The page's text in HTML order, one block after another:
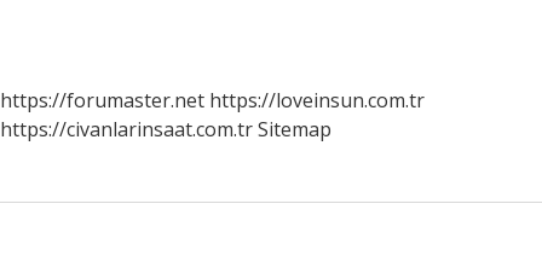
https://forumaster.net https://loveinsun.com.tr
https://civanlarinsaat.com.trSitemap